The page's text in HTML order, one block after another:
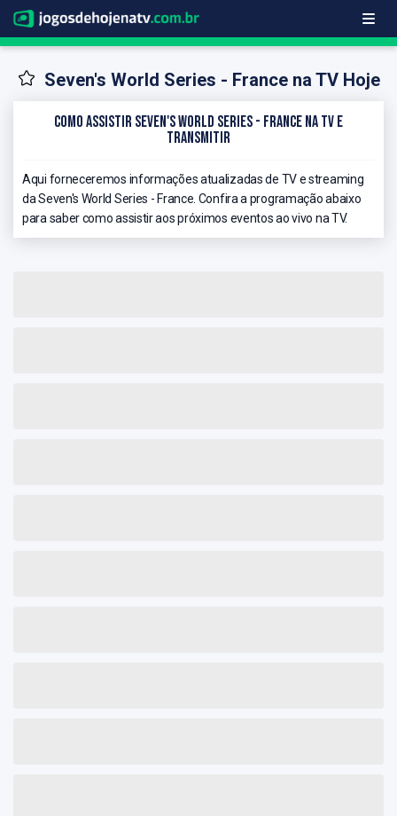
Seven's World Series - France na TV Hoje
Como Assistir Seven's World Series - France na TV e
Transmitir
Aqui forneceremos informações atualizadas de TV e streaming
da Seven's World Series - France. Confira a programação abaixo
para saber como assistir aos próximos eventos ao vivo na TV.